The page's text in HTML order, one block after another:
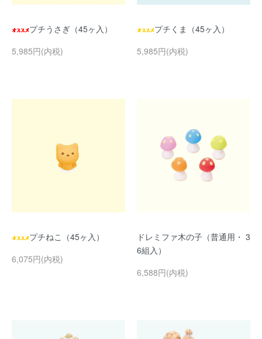
プチうさぎ（45ヶ入）
5,985円(内税)
プチくま（45ヶ入）
5,985円(内税)
プチねこ（45ヶ入）
6,075円(内税)
ドレミファ木の子（普通用・ 3
6組入）
6,588円(内税)